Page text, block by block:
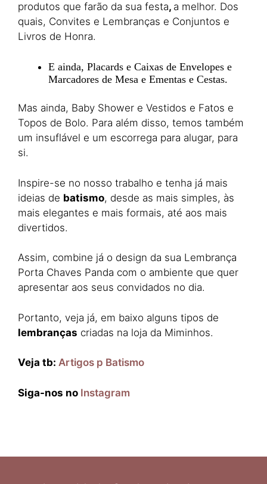
produtos que farão da sua festa, a melhor. Dos
quais, Convites e Lembranças e Conjuntos e
Livros de Honra.
E ainda, Placards e Caixas de Envelopes e
Marcadores de Mesa e Ementas e Cestas.
Mas ainda, Baby Shower e Vestidos e Fatos e
Topos de Bolo. Para além disso, temos também
um insuflável e um escorrega para alugar, para
si.
Inspire-se no nosso trabalho e tenha já mais
ideias de batismo, desde as mais simples, às
mais elegantes e mais formais, até aos mais
divertidos.
Assim, combine já o design da sua Lembrança
Porta Chaves Panda com o ambiente que quer
apresentar aos seus convidados no dia.
Portanto, veja já, em baixo alguns tipos de
lembranças criadas na loja da Miminhos.​
Veja tb: Artigos p Batismo
Siga-nos no Instagram